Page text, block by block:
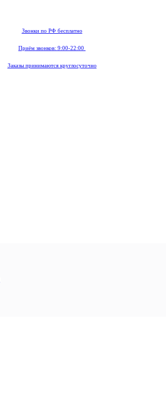
Звонки по РФ бесплатно
Приём звонков: 9:00-22:00
Заказы принимаются круглосуточно